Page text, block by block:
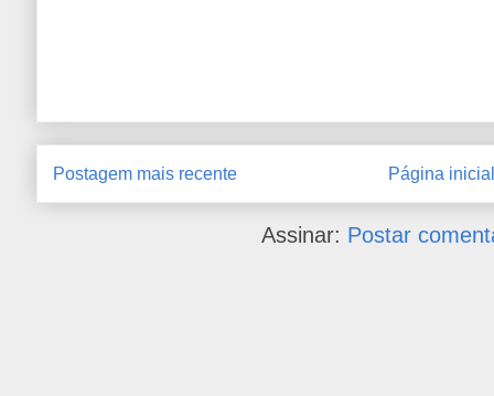
Postagem mais recente Página inicial
Assinar: Postar